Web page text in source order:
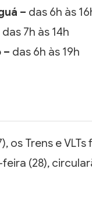
– das 6h às
das 7h às 14h
– das 6h às 19h
os Trens e
(28),